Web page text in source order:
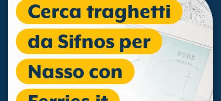
Cerca traghetti
da Sifnos per
Nasso con